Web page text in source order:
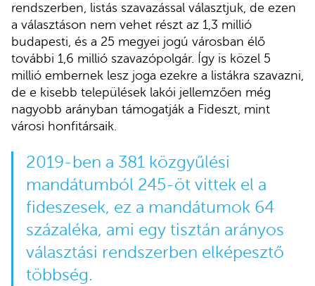
rendszerben, listás szavazással választjuk, de ezen
a választáson nem vehet részt az 1,3 millió
budapesti, és a 25 megyei jogú városban élő
további 1,6 millió szavazópolgár. Így is közel 5
millió embernek lesz joga ezekre a listákra szavazni,
de e kisebb települések lakói jellemzően még
nagyobb arányban támogatják a Fideszt, mint
városi honfitársaik.
2019-ben a 381 közgyűlési
mandátumból 245-öt vittek el a
fideszesek, ez a mandátumok 64
százaléka, ami egy tisztán arányos
választási rendszerben elképesztő
többség.